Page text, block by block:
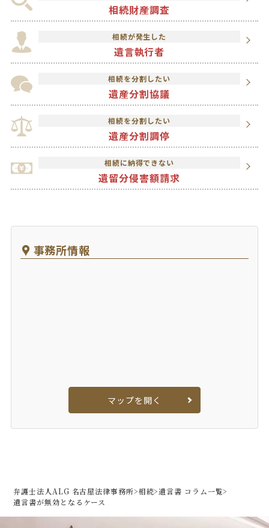
相続財産調査
相続が発生した
遺言執行者
相続を分割したい
遺産分割協議
相続を分割したい
遺産分割調停
相続に納得できない
遺留分侵害額請求
事務所情報
マップを開く
弁護士法人ALG 名古屋法律事務所>相続>遺言書 コラム一覧>
遺言書が無効となるケース